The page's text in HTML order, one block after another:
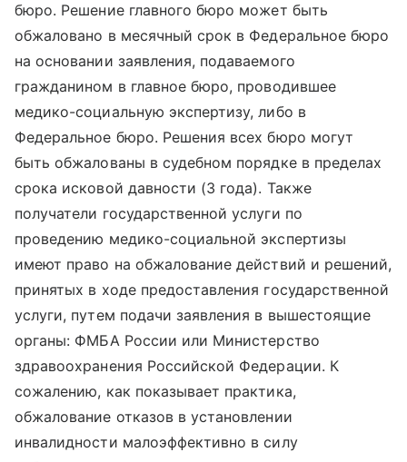
бюро. Решение главного бюро может быть
обжаловано в месячный срок в Федеральное бюро
на основании заявления, подаваемого
гражданином в главное бюро, проводившее
медико-социальную экспертизу, либо в
Федеральное бюро. Решения всех бюро могут
быть обжалованы в судебном порядке в пределах
срока исковой давности (3 года). Также
получатели государственной услуги по
проведению медико-социальной экспертизы
имеют право на обжалование действий и решений,
принятых в ходе предоставления государственной
услуги, путем подачи заявления в вышестоящие
органы: ФМБА России или Министерство
здравоохранения Российской Федерации. К
сожалению, как показывает практика,
обжалование отказов в установлении
инвалидности малоэффективно в силу